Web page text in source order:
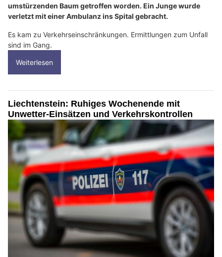
umstürzenden Baum getroffen worden. Ein Junge wurde
verletzt mit einer Ambulanz ins Spital gebracht.
Es kam zu Verkehrseinschränkungen. Ermittlungen zum Unfall
sind im Gang.
Weiterlesen
Liechtenstein: Ruhiges Wochenende mit
Unwetter-Einsätzen und Verkehrskontrollen